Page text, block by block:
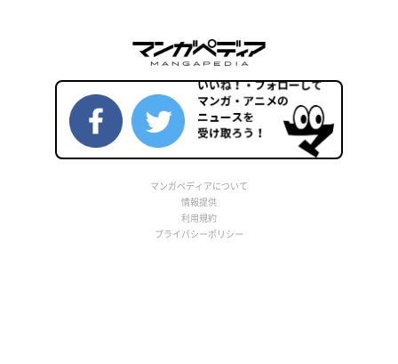
マンガペディアについて
情報提供
利用規約
プライバシーポリシー